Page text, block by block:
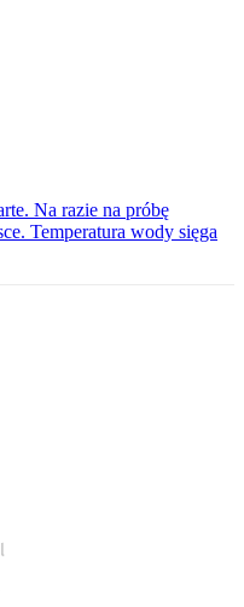
Na razie na próbę
Temperatura wody sięga